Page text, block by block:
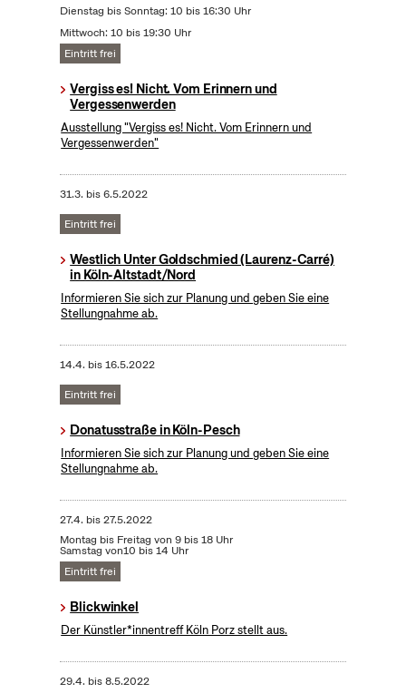
Dienstag bis Sonntag: 10 bis 16:30 Uhr
Mittwoch: 10 bis 19:30 Uhr
Eintritt frei
Vergiss es! Nicht. Vom Erinnern und
Vergessenwerden
Ausstellung "Vergiss es! Nicht. Vom Erinnern und
Vergessenwerden"
31.3. bis6.5.2022
Eintritt frei
Westlich Unter Goldschmied (Laurenz-Carré)
in Köln-Altstadt/Nord
Informieren Sie sich zur Planung und geben Sie eine
Stellungnahme ab.
14.4. bis16.5.2022
Eintritt frei
Donatusstraße in Köln-Pesch
Informieren Sie sich zur Planung und geben Sie eine
Stellungnahme ab.
27.4. bis27.5.2022
Montag bis Freitag von 9 bis 18 Uhr
Samstag von10 bis 14 Uhr
Eintritt frei
Blickwinkel
Der Künstler*innentreff Köln Porz stellt aus.
29.4. bis8.5.2022